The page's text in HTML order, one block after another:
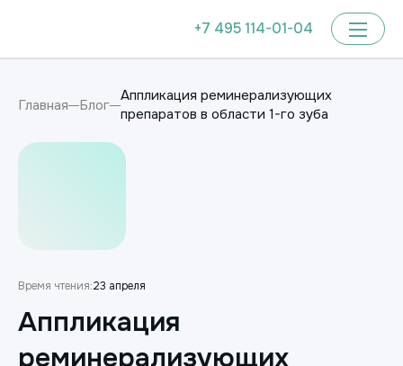
+7 495 114-01-04
Главная Блог
Аппликация реминерализующих
препаратов в области 1-го зуба
Время чтения:23 апреля
Аппликация
реминерализующих